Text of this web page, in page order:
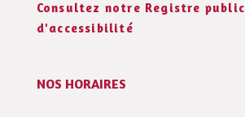
Consultez notre Registre public
d'accessibilité
NOS HORAIRES